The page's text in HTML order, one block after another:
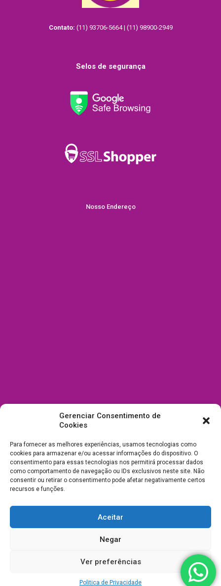
Gerenciar Consentimento de
Cookies
Para fornecer as melhores experiências, usamos tecnologias como
cookies para armazenar e/ou acessar informações do dispositivo. O
consentimento para essas tecnologias nos permitirá processar dados
como comportamento de navegação ou IDs exclusivos neste site. Não
consentir ou retirar o consentimento pode afetar negativamente certos
recursos e funções.
Aceitar
Negar
Ver preferências
Politica de Privacidade
Contato: (11) 93706-5664 | (11) 98900-2949
Selos de segurança
Nosso Endereço
03.238.240/0001-39 -Desenvolvimento e Suporte